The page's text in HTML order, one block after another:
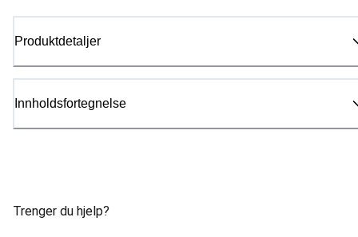
Produktdetaljer
Innholdsfortegnelse
Trenger du hjelp?